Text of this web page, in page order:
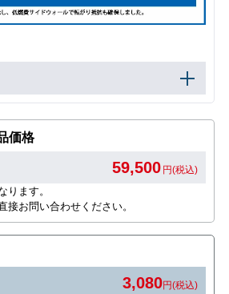
価格
59,500 円(税込)
ります。
接お問い合わせください。
3,080円(税込)